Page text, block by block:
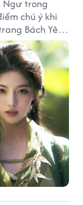
Ngư trong
chú ý khi
Bách Yêu